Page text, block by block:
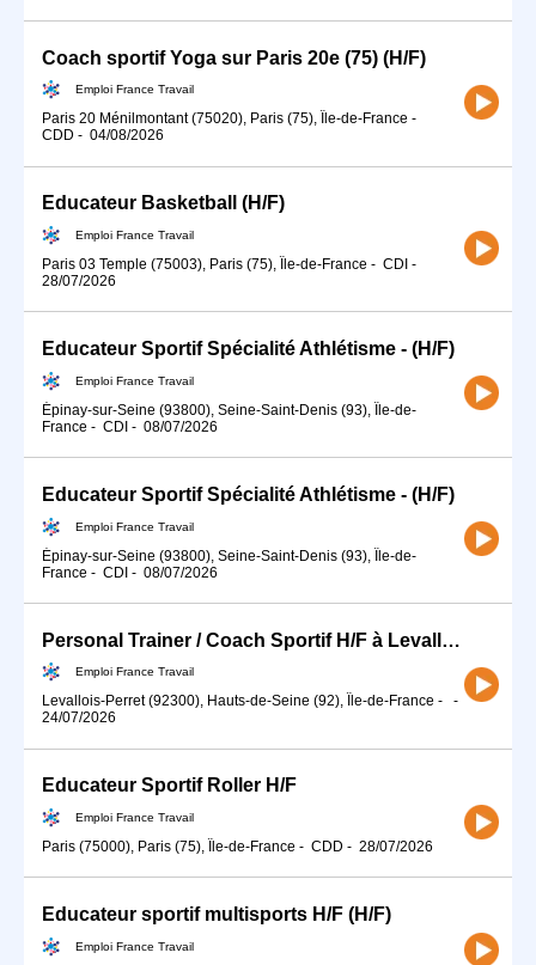
Coach sportif Yoga sur Paris 20e (75) (H/F)
Emploi France Travail
Paris 20 Ménilmontant (75020), Paris (75), Île-de-France -
CDD - 04/08/2026
Educateur Basketball (H/F)
Emploi France Travail
Paris 03 Temple (75003), Paris (75), Île-de-France - CDI -
28/07/2026
Educateur Sportif Spécialité Athlétisme - (H/F)
Emploi France Travail
Épinay-sur-Seine (93800), Seine-Saint-Denis (93), Île-de-
France - CDI - 08/07/2026
Educateur Sportif Spécialité Athlétisme - (H/F)
Emploi France Travail
Épinay-sur-Seine (93800), Seine-Saint-Denis (93), Île-de-
France - CDI - 08/07/2026
Personal Trainer / Coach Sportif H/F à Levallois-Perret (92) (H/F)
Emploi France Travail
Levallois-Perret (92300), Hauts-de-Seine (92), Île-de-France -
-
24/07/2026
Educateur Sportif Roller H/F
Emploi France Travail
Paris (75000), Paris (75), Île-de-France - CDD - 28/07/2026
Educateur sportif multisports H/F (H/F)
Emploi France Travail